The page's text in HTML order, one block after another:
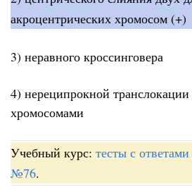
акроцентрических хромосом (+)
3) неравного кроссинговера
4) нереципрокной
хромосомами
Учебный курс: тесты с
№76.